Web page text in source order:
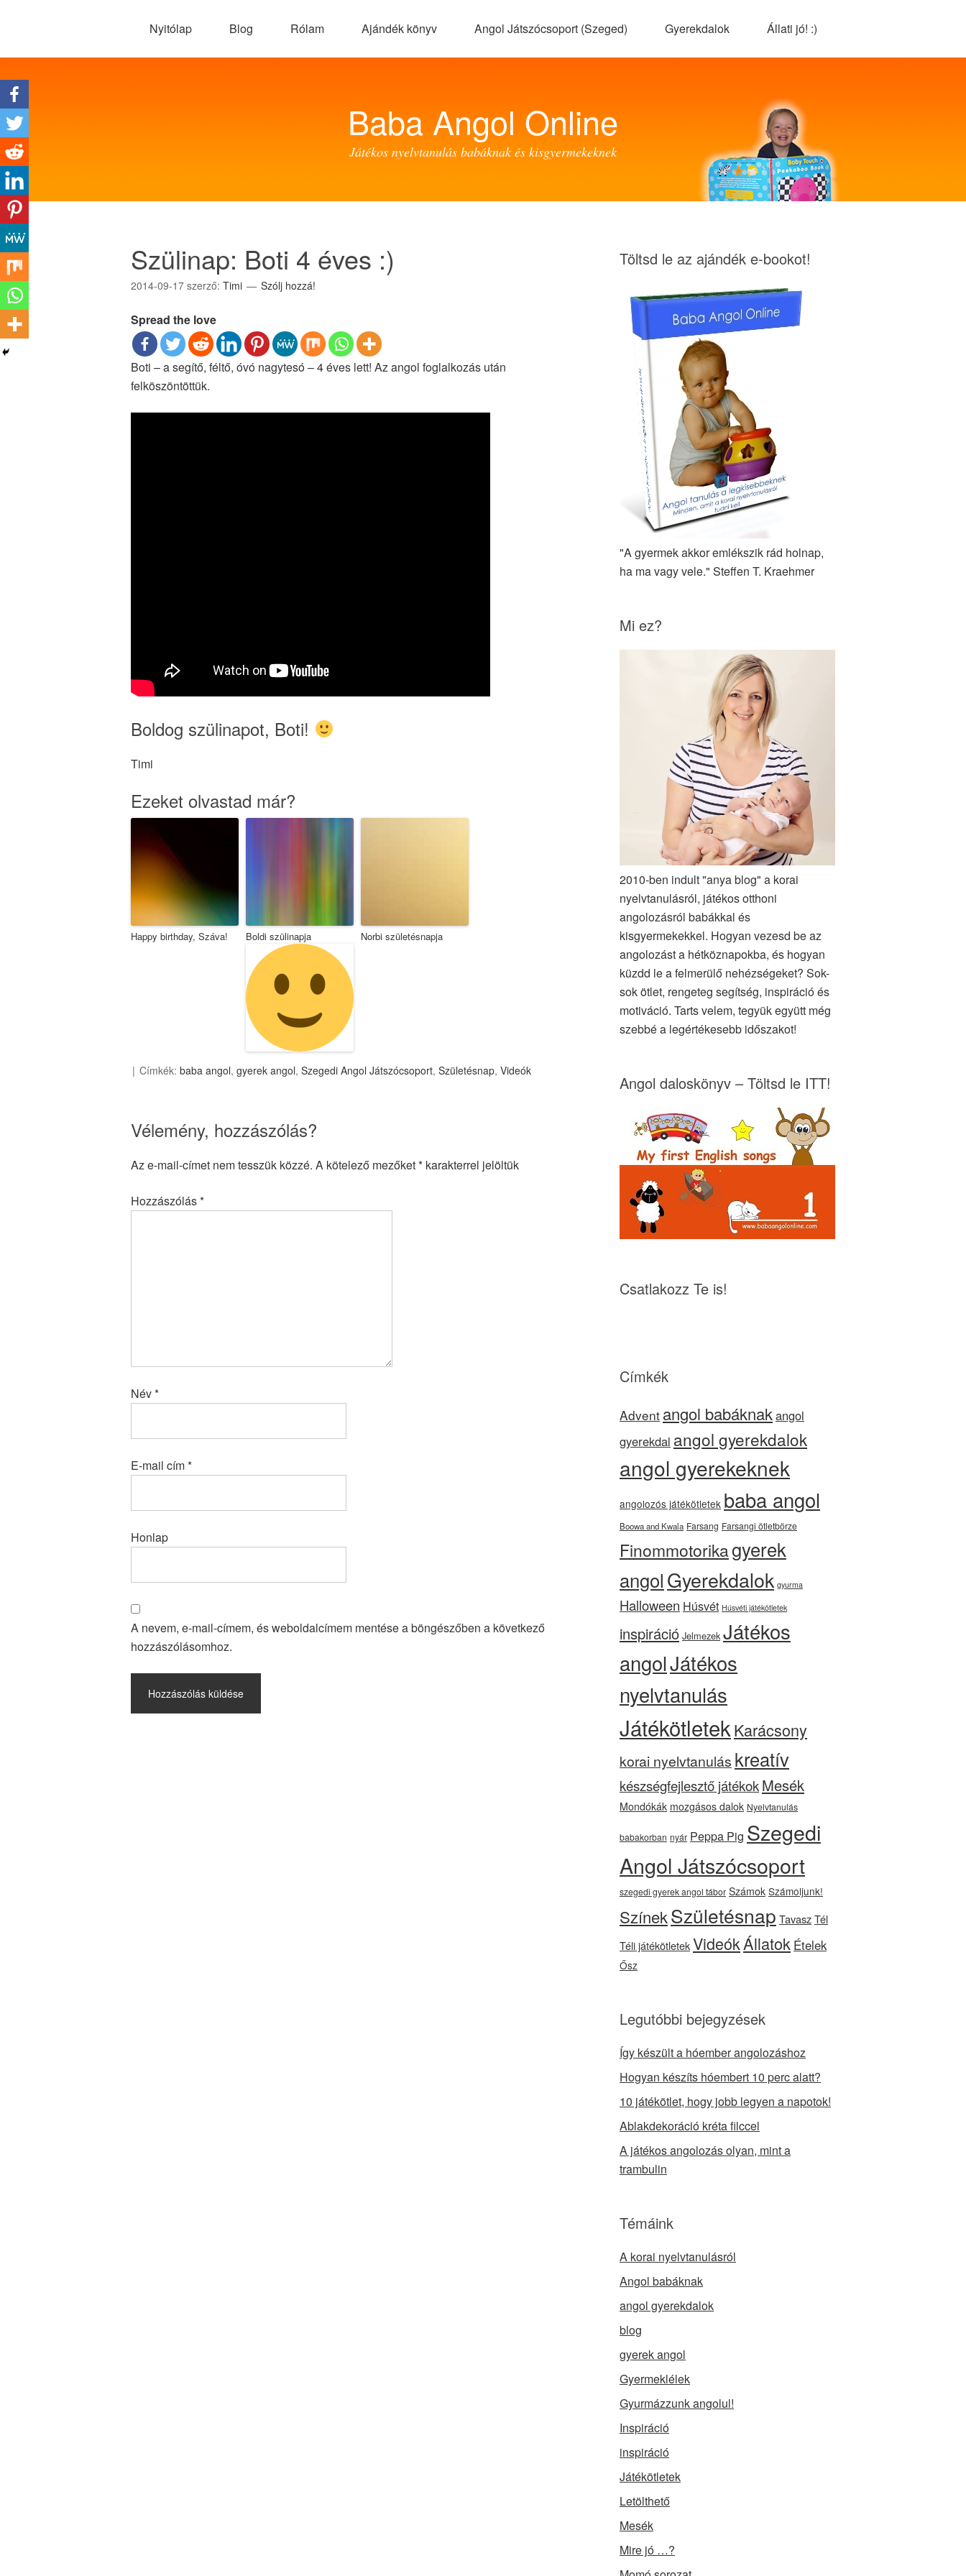
Nyitólap Blog Rólam Ajándék könyv Angol Játszócsoport (Szeged) Gyerekdalok Állati jó! :)
Baba Angol Online
Játékos nyelvtanulás babáknak és kisgyermekeknek
Szülinap: Boti 4 éves :)
2014-09-17 szerző: Timi Szólj hozzá!
Spread the love
Boti – a segítő, féltő, óvó nagytesó – 4 éves lett! Az angol foglalkozás után
felköszöntöttük.
Boldog szülinapot, Boti!
Timi
Ezeket olvastad már?
Happy birthday, Száva! Boldi szülinapja Norbi születésnapja
Címkék: baba angol, gyerek angol, Szegedi Angol Játszócsoport, Születésnap, Videók
Vélemény, hozzászólás?
Az e-mail-címet nem tesszük közzé. A kötelező mezőket* karakterrel jelöltük
Hozzászólás*
Név*
E-mail cím*
Honlap
A nevem, e-mail-címem, és weboldalcímem mentése a böngészőben a következő
hozzászólásomhoz.
Töltsd le az ajándék e-bookot!
"A gyermek akkor emlékszik rád holnap,
ha ma vagy vele." Steffen T. Kraehmer
Mi ez?
2010-ben indult "anya blog" a korai
nyelvtanulásról, játékos otthoni
angolozásról babákkal és
kisgyermekekkel. Hogyan vezesd be az
angolozást a hétköznapokba, és hogyan
küzdd le a felmerülő nehézségeket? Sok-
sok ötlet, rengeteg segítség, inspiráció és
motiváció. Tarts velem, tegyük együtt még
szebbé a legértékesebb időszakot!
Angol daloskönyv – Töltsd le ITT!
Csatlakozz Te is!
Címkék
Advent angol babáknakangol
gyerekdal angol gyerekdalok
angol gyerekeknek
angolozós játékötletek baba angol
Boowa and Kwala Farsang Farsangi ötletbörze
Finommotorikagyerek
angolGyerekdalok gyurma
Halloween Húsvét Húsvéti játékötletek
inspiráció Jelmezek Játékos
angolJátékos
nyelvtanulás
JátékötletekKarácsony
korai nyelvtanulás kreatív
készségfejlesztő játékokMesék
Mondókák mozgásos dalok Nyelvtanulás
babakorban nyár Peppa Pig Szegedi
Angol Játszócsoport
szegedi gyerek angol tábor Számok Számoljunk!
SzínekSzületésnap TavaszTél
Téli játékötletekVideókÁllatok Ételek
Ősz
Legutóbbi bejegyzések
Így készült a hóember angolozáshoz
Hogyan készíts hóembert 10 perc alatt?
10 játékötlet, hogy jobb legyen a napotok!
Ablakdekoráció kréta filccel
A játékos angolozás olyan, mint a
trambulin
Témáink
A korai nyelvtanulásról
Angol babáknak
angol gyerekdalok
blog
gyerek angol
Gyermeklélek
Gyurmázzunk angolul!
Inspiráció
inspiráció
Játékötletek
Letölthető
Mesék
Mire jó …?